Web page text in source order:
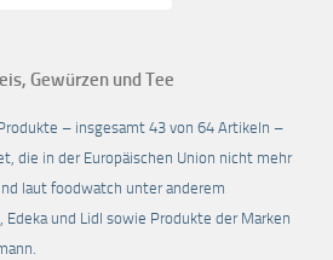
Gewürzen und Tee
– insgesamt 43 von 64 Artikeln –
die in der Europäischen Union nicht mehr
laut foodwatch unter anderem
Edeka und Lidl sowie Produkte der Marken